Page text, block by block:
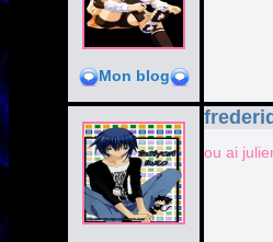
Mon blog
ou ai